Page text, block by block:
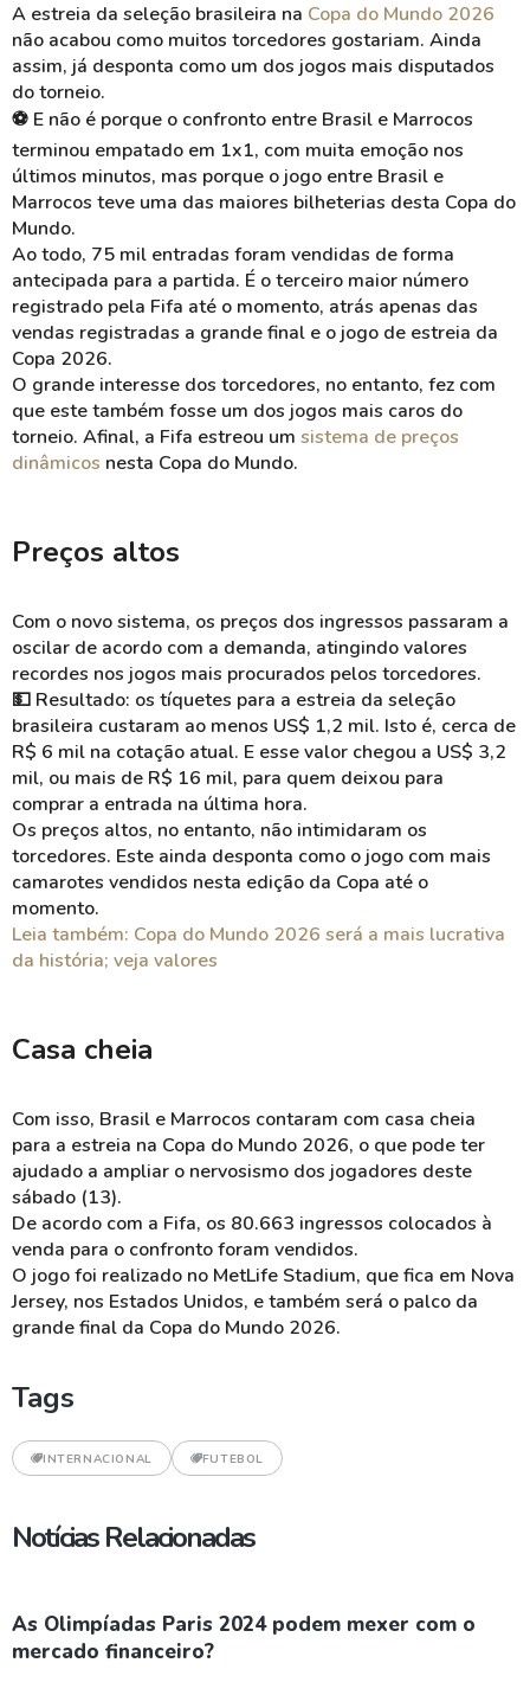
A estreia da seleção brasileira na Copa do Mundo 2026
não acabou como muitos torcedores gostariam. Ainda
assim, já desponta como um dos jogos mais disputados
do torneio.
⚽ E não é porque o confronto entre Brasil e Marrocos
terminou empatado em 1x1, com muita emoção nos
últimos minutos, mas porque o jogo entre Brasil e
Marrocos teve uma das maiores bilheterias desta Copa do
Mundo.
Ao todo, 75 mil entradas foram vendidas de forma
antecipada para a partida. É o terceiro maior número
registrado pela Fifa até o momento, atrás apenas das
vendas registradas a grande final e o jogo de estreia da
Copa 2026.
O grande interesse dos torcedores, no entanto, fez com
que este também fosse um dos jogos mais caros do
torneio. Afinal, a Fifa estreou um sistema de preços
dinâmicos nesta Copa do Mundo.
Preços altos
Com o novo sistema, os preços dos ingressos passaram a
oscilar de acordo com a demanda, atingindo valores
recordes nos jogos mais procurados pelos torcedores.
💵 Resultado: os tíquetes para a estreia da seleção
brasileira custaram ao menos US$ 1,2 mil. Isto é, cerca de
R$ 6 mil na cotação atual. E esse valor chegou a US$ 3,2
mil, ou mais de R$ 16 mil, para quem deixou para
comprar a entrada na última hora.
Os preços altos, no entanto, não intimidaram os
torcedores. Este ainda desponta como o jogo com mais
camarotes vendidos nesta edição da Copa até o
momento.
Leia também: Copa do Mundo 2026 será a mais lucrativa
da história; veja valores
Casa cheia
Com isso, Brasil e Marrocos contaram com casa cheia
para a estreia na Copa do Mundo 2026, o que pode ter
ajudado a ampliar o nervosismo dos jogadores deste
sábado (13).
De acordo com a Fifa, os 80.663 ingressos colocados à
venda para o confronto foram vendidos.
O jogo foi realizado no MetLife Stadium, que fica em Nova
Jersey, nos Estados Unidos, e também será o palco da
grande final da Copa do Mundo 2026.
Tags
INTERNACIONAL FUTEBOL
Notícias Relacionadas
As Olimpíadas Paris 2024 podem mexer com o
mercado financeiro?